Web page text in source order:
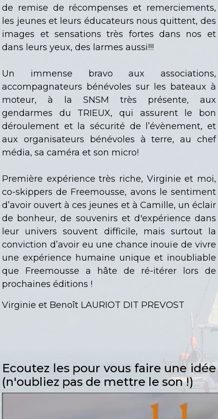
de remise de récompenses et remerciements,
les jeunes et leurs éducateurs nous quittent, des
images et sensations très fortes dans nos et
dans leurs yeux, des larmes aussi!!!
Un immense bravo aux associations,
accompagnateurs bénévoles sur les bateaux à
moteur, à la SNSM très présente, aux
gendarmes du TRIEUX, qui assurent le bon
déroulement et la sécurité de l’évènement, et
aux organisateurs bénévoles à terre, au chef
média, sa caméra et son micro!
Première expérience très riche, Virginie et moi,
co-skippers de Freemousse, avons le sentiment
d’avoir ouvert à ces jeunes et à Camille, un éclair
de bonheur, de souvenirs et d'expérience dans
leur univers souvent difficile, mais surtout la
conviction d’avoir eu une chance inouïe de vivre
une expérience humaine unique et inoubliable
que Freemousse a hâte de ré-itérer lors de
prochaines éditions !
Virginie et Benoît LAURIOT DIT PREVOST
Ecoutez les pour vous faire une idée
(n'oubliez pas de mettre le son !)